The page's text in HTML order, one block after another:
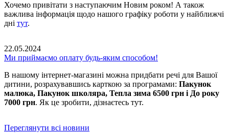
Хочемо привітати з наступаючим Новим роком! А також
важлива інформація щодо нашого графіку роботи у найближчі
дні тут.
22.05.2024
Ми приймаємо оплату будь-яким способом!
В нашому інтернет-магазині можна придбати речі для Вашої
дитини, розрахувавшись карткою за програмами: Пакунок
малюка, Пакунок школяра, Тепла зима 6500 грн і До року
7000 грн. Як це зробити, дізнаєтесь тут.
Переглянути всі новини